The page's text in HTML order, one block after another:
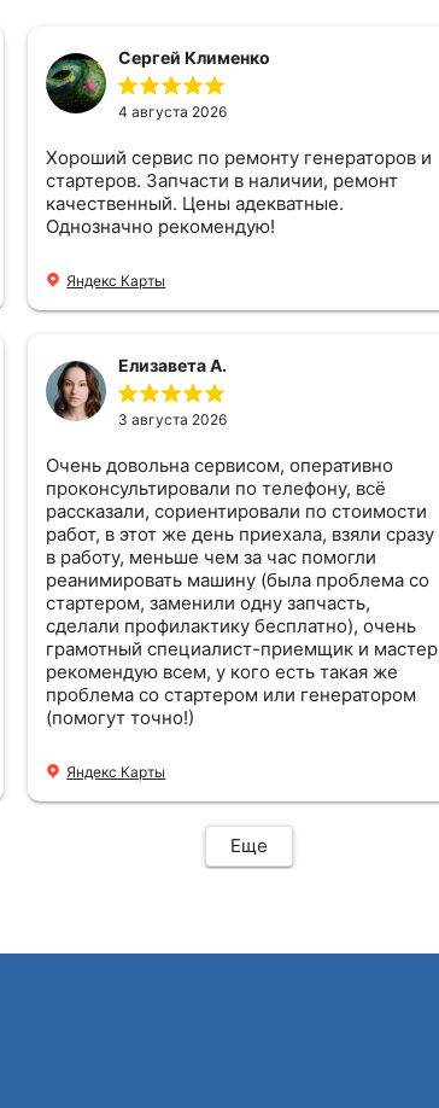
Сергей Клименко
4 августа 2026
Хороший сервис по ремонту генераторов и
стартеров. Запчасти в наличии, ремонт
качественный. Цены адекватные.
Однозначно рекомендую!
Яндекс Карты
Елизавета А.
3 августа 2026
Очень довольна сервисом, оперативно
проконсультировали по телефону, всё
рассказали, сориентировали по стоимости
работ, в этот же день приехала, взяли сразу
в работу, меньше чем за час помогли
реанимировать машину (была проблема со
стартером, заменили одну запчасть,
сделали профилактику бесплатно), очень
грамотный специалист-приемщик и
рекомендую всем, у кого есть такая же
проблема со стартером или генератором
(помогут точно!)
Яндекс Карты
Еще